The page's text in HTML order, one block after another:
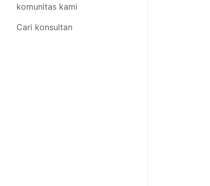
komunitas kami
Cari konsultan